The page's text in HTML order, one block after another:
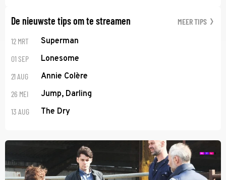
De nieuwste tips om te streamen MEER TIPS
12 MRT Superman
01 SEP Lonesome
21 AUG Annie Colère
26 MEI Jump, Darling
13 AUG The Dry